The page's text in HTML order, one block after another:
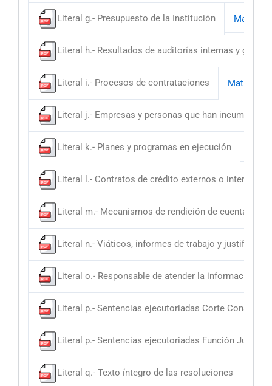
Literal g.- Presupuesto de la Institución Matriz
Literal h.- Resultados de auditorías internas y
Literal i.- Procesos de contrataciones Matriz
Literal j.- Empresas y personas que han incumplido
Literal k.- Planes y programas en ejecución
Literal l.- Contratos de crédito externos o internos
Literal m.- Mecanismos de rendición de cuentas a la
Literal n.- Viáticos, informes de trabajo y
Literal o.- Responsable de atender la información
Literal p.- Sentencias ejecutoriadas Corte
Literal p.- Sentencias ejecutoriadas Función Judicial
Literal q.- Texto íntegro de las resoluciones